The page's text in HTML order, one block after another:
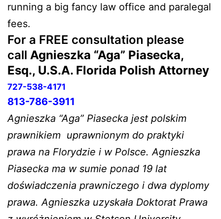
running a big fancy law office and paralegal
fees.
For a FREE consultation please
call Agnieszka “Aga” Piasecka,
Esq., U.S.A. Florida Polish Attorney
727-538-4171
813-786-3911
Agnieszka “Aga” Piasecka jest polskim
prawnikiem uprawnionym do praktyki
prawa na Florydzie i w Polsce. Agnieszka
Piasecka ma w sumie ponad 19 lat
doświadczenia prawniczego i dwa dyplomy
prawa. Agnieszka uzyskała Doktorat Prawa